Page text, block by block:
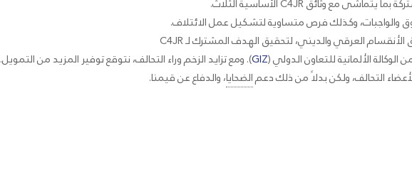
GIZ). ومع تزايد الزخم وراء التحالف، نتوقع توفير المزيد من التمويل.
التحالف، ولكن بدلاً من ذلك دعمالضحايا، والدفاع عن قيمنا.